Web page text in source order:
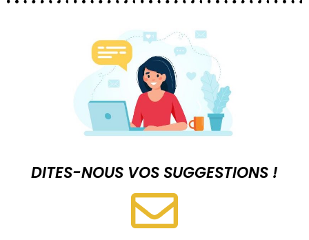
DITES-NOUS VOS SUGGESTIONS !